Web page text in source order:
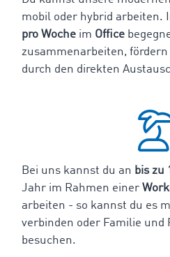
mobil oder hybrid arbeiten.
pro Woche im Office
zusammenarbeiten,
durch den direkten
Bei uns kannst du an bis zu
Jahr im Rahmen einer
arbeiten - so kannst du es
verbinden oder Familie und
besuchen.